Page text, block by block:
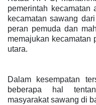
pemerintah kecamatan
kecamatan sawang
peran pemuda dan
memajukan kecamatan
utara.
Dalam kesempatan
beberapa hal
masyarakat sawang di